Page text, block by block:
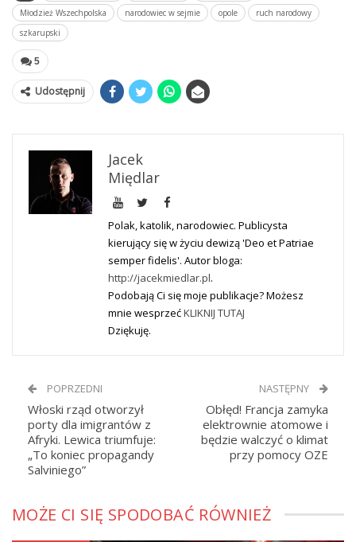
Młodzież Wszechpolska
narodowiec w sejmie opole
ruch narodowy
szkarupski
5
Udostępnij
Jacek
Międlar
Polak, katolik, narodowiec. Publicysta
kierujący się w życiu dewizą 'Deo et Patriae
semper fidelis'. Autor bloga:
http://jacekmiedlar.pl.
Podobają Ci się moje publikacje? Możesz
mnie wesprzećKLIKNIJ TUTAJ
Dziękuję.
POPRZEDNI
Włoski rząd otworzył
porty dla imigrantów z
Afryki. Lewica triumfuje:
„To koniec propagandy
Salviniego”
NASTĘPNY
Obłęd! Francja zamyka
elektrownie atomowe i
będzie walczyć o klimat
przy pomocy OZE
MOŻE CI SIĘ SPODOBAĆ RÓWNIEŻ